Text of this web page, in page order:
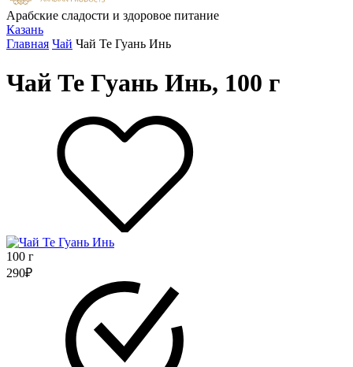
Арабские сладости и здоровое питание
Казань
Главная Чай Чай Те Гуань Инь
Чай Те Гуань Инь, 100 г
100 г
290₽